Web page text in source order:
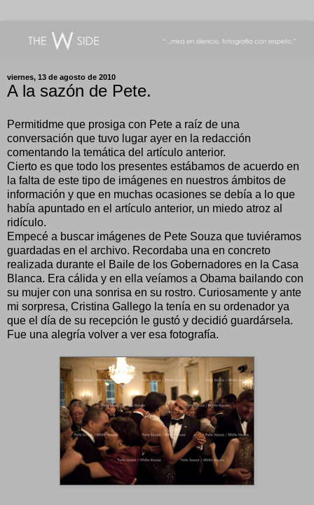
viernes, 13 de agosto de 2010
A la sazón de Pete.
Permitidme que prosiga con Pete a raíz de una
conversación que tuvo lugar ayer en la redacción
comentando la temática del artículo anterior.
Cierto es que todo los presentes estábamos de acuerdo en
la falta de este tipo de imágenes en nuestros ámbitos de
información y que en muchas ocasiones se debía a lo que
había apuntado en el artículo anterior, un miedo atroz al
ridículo.
Empecé a buscar imágenes de Pete Souza que tuviéramos
guardadas en el archivo. Recordaba una en concreto
realizada durante el Baile de los Gobernadores en la Casa
Blanca. Era cálida y en ella veíamos a Obama bailando con
su mujer con una sonrisa en su rostro. Curiosamente y ante
mi sorpresa, Cristina Gallego la tenía en su ordenador ya
que el día de su recepción le gustó y decidió guardársela.
Fue una alegría volver a ver esa fotografía.